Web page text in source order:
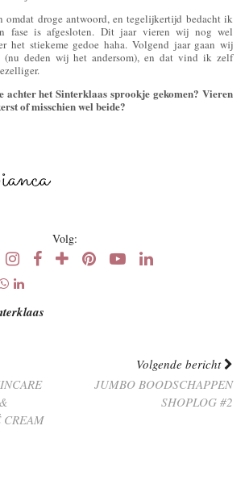
omdat droge antwoord, en tegelijkertijd bedacht ik
fase is afgesloten. Dit jaar vieren wij nog wel
het stiekeme gedoe haha. Volgend jaar gaan wij
(nu deden wij het andersom), en dat vind ik zelf
achter het Sinterklaas sprookje gekomen? Vieren
of misschien wel beide?
Volg:
CREAM
Volgende bericht
JUMBO BOODSCHAPPEN
SHOPLOG #2